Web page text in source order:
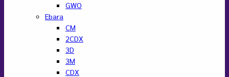
GWO
Ebara
CM
2CDX
3D
3M
CDX